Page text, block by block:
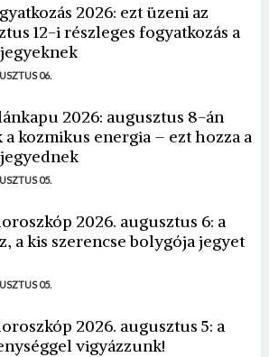
2026: ezt üzeni az
12-i részleges fogyatkozás a
06.
2026: augusztus 8-án
a kozmikus energia – ezt hozza a
05.
2026. augusztus 6: a
a kis szerencse bolygója jegyet
05.
2026. augusztus 5: a
vigyázzunk!